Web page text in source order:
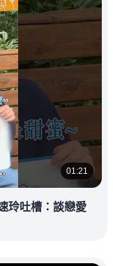
01:21
玲吐槽：談戀愛